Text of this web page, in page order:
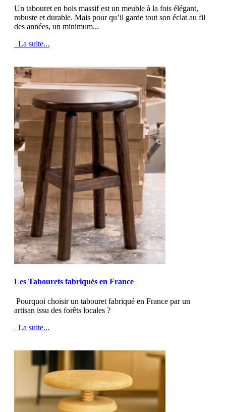
Un tabouret en bois massif est un meuble à la fois élégant,
robuste et durable. Mais pour qu’il garde tout son éclat au fil
des années, un minimum...
La suite...
Les Tabourets fabriqués en France
Pourquoi choisir un tabouret fabriqué en France par un
artisan issu des forêts locales ?
La suite...